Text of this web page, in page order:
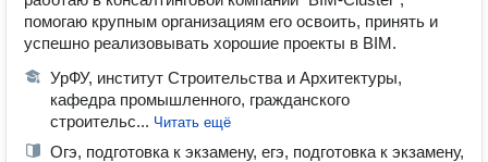
помогаю крупным организациям его освоить, принять и
успешно реализовывать хорошие проекты в BIM.
УрФУ, институт Строительства и Архитектуры,
кафедра промышленного, гражданского
строительс... Читать ещё
Огэ, подготовка к экзамену, егэ, подготовка к экзамену,